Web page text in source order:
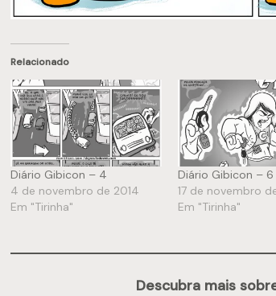
Relacionado
Diário Gibicon – 4
4 de novembro de 2014
Em "Tirinha"
Diário Gibicon – 6
17 de novembro
Em "Tirinha"
Descubra mais